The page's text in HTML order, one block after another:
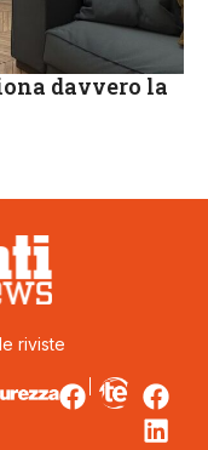
davvero la
riviste